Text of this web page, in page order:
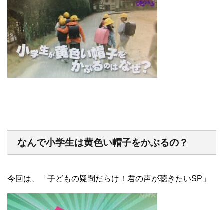
なんで小学生は黄色い帽子をかぶるの？
今回は、「子どもの疑問だらけ！君の声が聴きたいSP」